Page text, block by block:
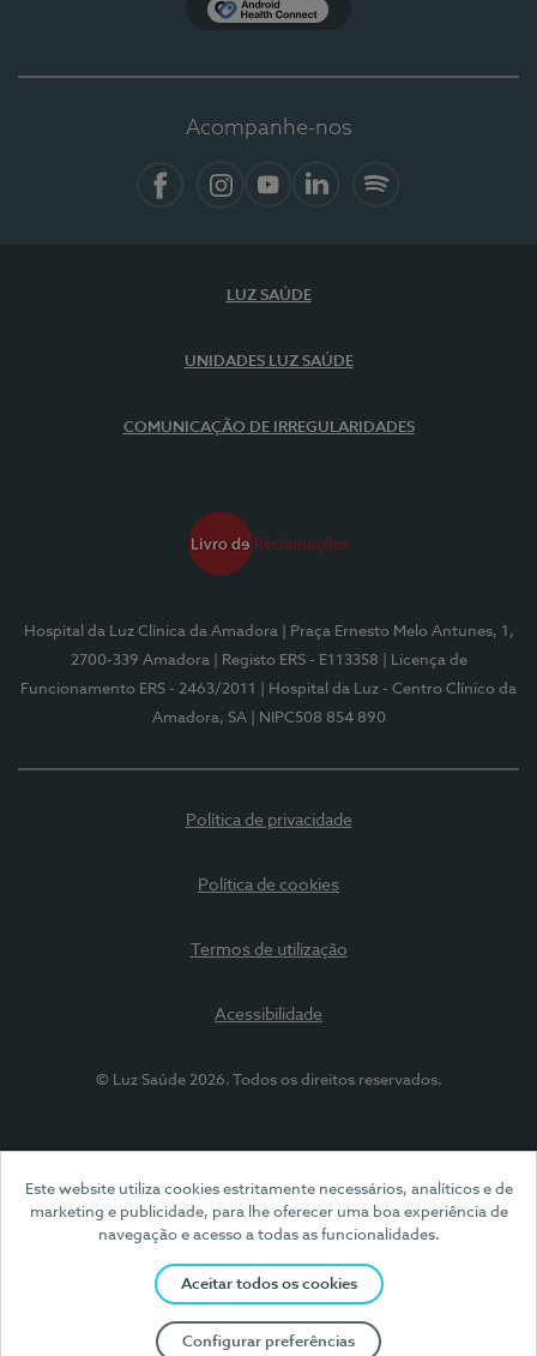
Este website utiliza cookies estritamente necessários, analíticos e de
marketing e publicidade, para lhe oferecer uma boa experiência de
navegação e acesso a todas as funcionalidades.
Aceitar todos os cookies
Configurar preferências
Acompanhe-nos
LUZ SAÚDE
UNIDADES LUZ SAÚDE
COMUNICAÇÃO DE IRREGULARIDADES
Hospital da Luz Clínica da Amadora
| Praça Ernesto Melo Antunes, 1,
2700-339 Amadora
| Registo ERS - E113358
| Licença de
Funcionamento ERS - 2463/2011
| Hospital da Luz - Centro Clínico da
Amadora, SA
| NIPC508 854 890
Política de privacidade
Política de cookies
Termos de utilização
Acessibilidade
© Luz Saúde 2026. Todos os direitos reservados.